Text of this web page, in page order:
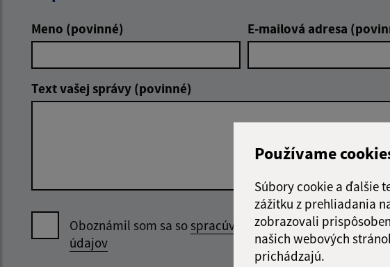
Používame
Súbory cookie a ďalšie
zážitku z prehliadania
zobrazovali
našich webových
prichádzajú.
Meno (povinné) E-mailová adresa
Text vašej správy (povinné)
Oboznámil som sa sospracúvaním osobných
údajov